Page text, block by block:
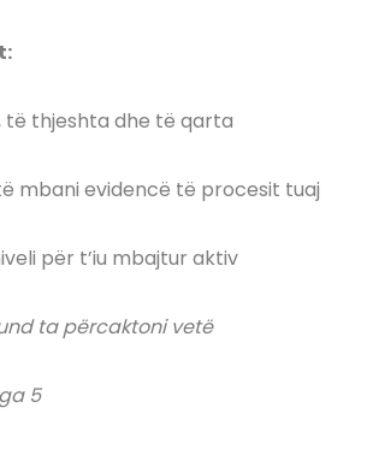
të thjeshta dhe të qarta
mbani evidencë të procesit tuaj
për t’iu mbajtur aktiv
ta përcaktoni vetë
5